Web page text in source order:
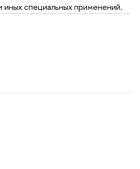
иных специальных применений.